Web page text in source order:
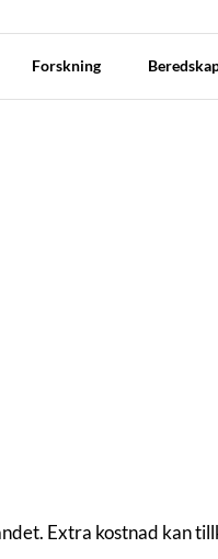
Forskning
Extra kostnad kan